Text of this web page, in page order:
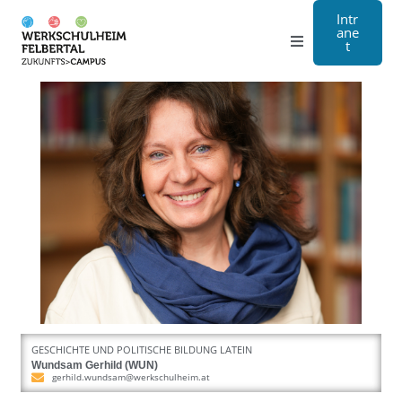
Gymnasium
Handwerk
Internat
Über Uns
Anmeldung
Kontakt
Intr
ane
t
GESCHICHTE UND POLITISCHE BILDUNG LATEIN
Wundsam Gerhild (WUN)
gerhild.wundsam@werkschulheim.at